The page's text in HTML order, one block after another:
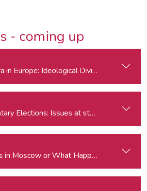
- coming up
in Europe: Ideological Divides,
Elections: Issues at stake and
in Moscow or What Happened to